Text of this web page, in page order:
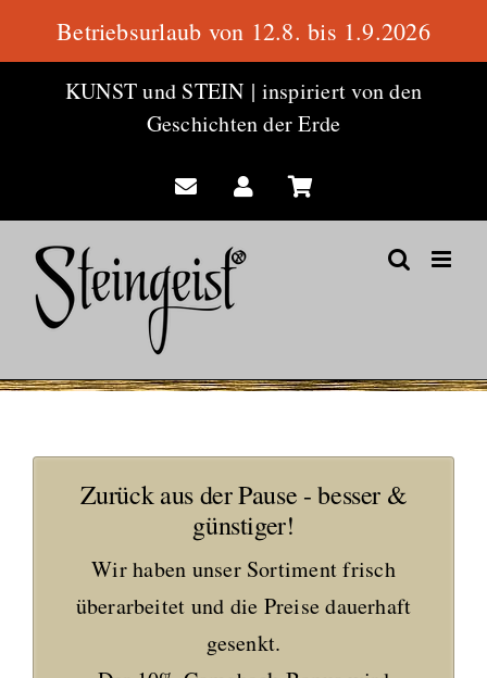
KUNST und STEIN | inspiriert von den
Geschichten der Erde
Zurück aus der Pause - besser &
günstiger!
Wir haben unser Sortiment frisch
überarbeitet und die Preise dauerhaft
gesenkt.
Betriebsurlaub von 12.8. bis 1.9.2026